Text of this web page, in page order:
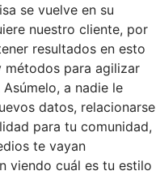
se vuelve en su
nuestro cliente, por
resultados en esto
métodos para agilizar
a nadie le
datos, relacionarse
para tu comunidad,
te vayan
viendo cuál es tu estilo